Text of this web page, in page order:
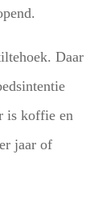
Daar
is koffie en
jaar of